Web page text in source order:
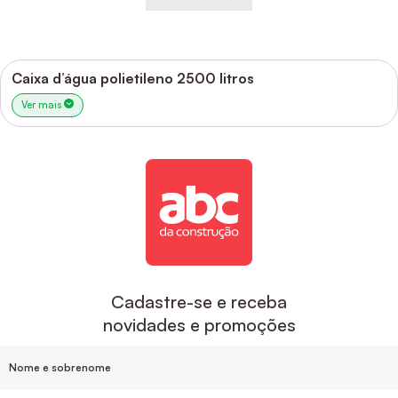
Caixa d’água polietileno 2500 litros
Ver mais
Cadastre-se e receba
novidades e promoções